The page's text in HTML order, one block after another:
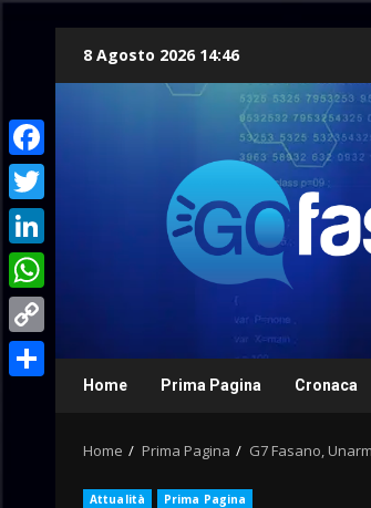
8 Agosto 2026 14:46
Home Prima Pagina Cronaca
Home Prima Pagina G7 Fasano,
Attualità Prima Pagina
Facebook
Twitter
LinkedIn
WhatsApp
Copy